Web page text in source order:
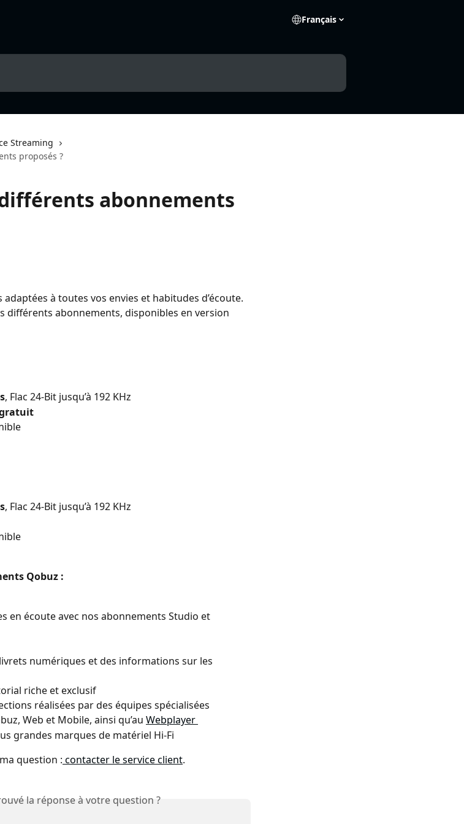
Français
Streaming
proposés ?
abonnements
à toutes vos envies et habitudes d’écoute.
différents abonnements, disponibles en version
, Flac 24-Bit jusqu’à 192 KHz
gratuit
, Flac 24-Bit jusqu’à 192 KHz
Qobuz :
en écoute avec nos abonnements Studio et
numériques et des informations sur les
riche et exclusif
réalisées par des équipes spécialisées
Web et Mobile, ainsi qu’au Webplayer
grandes marques de matériel Hi-Fi
question : contacter le service client.
la réponse à votre question ?